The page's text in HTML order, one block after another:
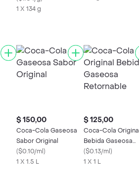
1 X 134 g
$ 150,00
Coca-Cola Gaseosa
Sabor Original
($0.10/ml)
1 X 1.5 L
$ 125,00
Coca-Cola Original
Bebida Gaseosa
Retornable
($0.13/ml)
1 X 1 L